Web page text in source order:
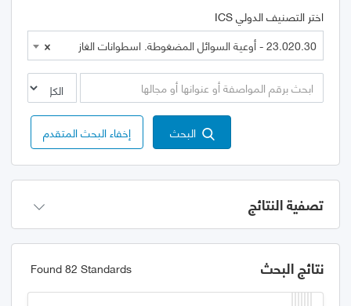
اختر التصنيف الدولي ICS
×
23.020.30 - أوعية السوائل المضغوطة. اسطوانات الغاز
البحث إخفاء البحث المتقدم
تصفية النتائج
نتائج البحث Found 82 Standards